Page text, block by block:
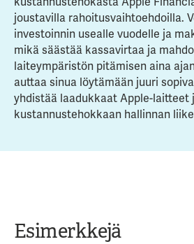
joustavilla rahoitusvaihtoehdoilla.
investoinnin usealle vuodelle ja
mikä säästää kassavirtaa ja
laiteympäristön pitämisen aina
auttaa sinua löytämään juuri
yhdistää laadukkaat Apple-laitteet
kustannustehokkaan hallinnan
Esimerkkejä